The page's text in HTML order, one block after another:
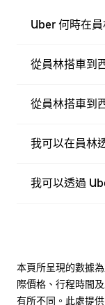
Uber 何時在
從員林搭車到
從員林搭車到
我可以在員林
我可以透過
本頁所呈現的數據
際價格、行程時間
有所不同。此處提